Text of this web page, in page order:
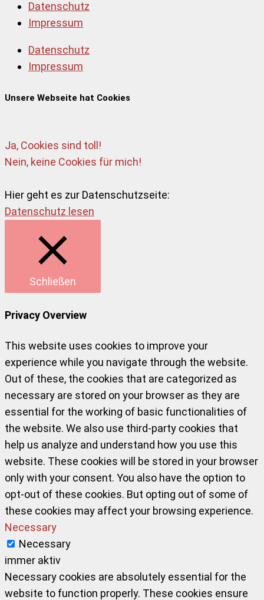
Datenschutz
Impressum
Datenschutz
Impressum
Unsere Webseite hat Cookies
Ja, Cookies sind toll!
Nein, keine Cookies für mich!
Hier geht es zur Datenschutzseite:
Datenschutz lesen
Schließen
Privacy Overview
This website uses cookies to improve your
experience while you navigate through the website.
Out of these, the cookies that are categorized as
necessary are stored on your browser as they are
essential for the working of basic functionalities of
the website. We also use third-party cookies that
help us analyze and understand how you use this
website. These cookies will be stored in your browser
only with your consent. You also have the option to
opt-out of these cookies. But opting out of some of
these cookies may affect your browsing experience.
Necessary
Necessary
immer aktiv
Necessary cookies are absolutely essential for the
website to function properly. These cookies ensure